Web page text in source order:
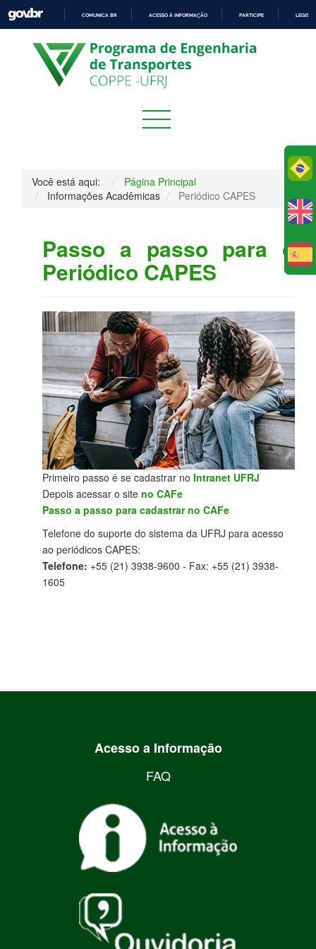
PARA
O
CONTEÚDO
COMUNICA BR ACESSO À INFORMAÇÃO PARTICIPE
Você está aqui:
Página Principal
Informações Acadêmicas
Periódico CAPES
Passo a passo para o
Periódico CAPES
Primeiro passo é se cadastrar no Intranet UFRJ
Depois acessar o site no CAFe
Passo a passo para cadastrar no CAFe
Telefone do suporte do sistema da UFRJ para acesso
ao periódicos CAPES:
Telefone: +55 (21) 3938-9600 - Fax: +55 (21) 3938-
1605
Acesso a Informação
FAQ